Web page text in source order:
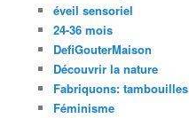
éveil sensoriel
24-36 mois
DefiGouterMaison
Découvrir la nature
Fabriquons: tambouilles
Féminisme